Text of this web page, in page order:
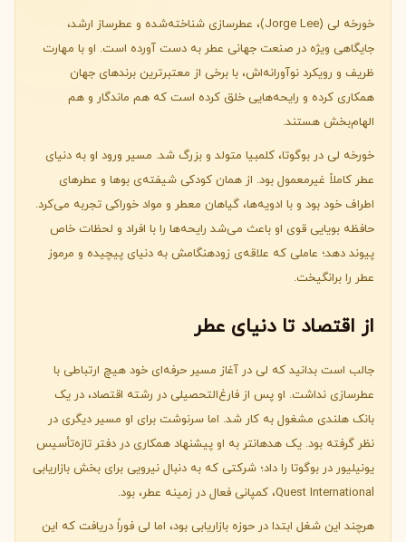
خورخه لی (Jorge Lee)، عطرسازی شناخته‌شده و عطرساز ارشد،
جایگاهی ویژه در صنعت جهانی عطر به دست آورده است. او با مهارت
ظریف و رویکرد نوآورانه‌اش، با برخی از معتبرترین برندهای جهان
همکاری کرده و رایحه‌هایی خلق کرده است که هم ماندگار و هم
الهام‌بخش هستند.
خورخه لی در بوگوتا، کلمبیا متولد و بزرگ شد. مسیر ورود او به دنیای
عطر کاملاً غیرمعمول بود. از همان کودکی شیفته‌ی بوها و عطرهای
اطراف خود بود و با ادویه‌ها، گیاهان معطر و مواد خوراکی تجربه می‌کرد.
حافظه بویایی قوی او باعث می‌شد رایحه‌ها را با افراد و لحظات خاص
پیوند دهد؛ عاملی که علاقه‌ی زودهنگامش به دنیای پیچیده و مرموز
عطر را برانگیخت.
از اقتصاد تا دنیای عطر
جالب است بدانید که لی در آغاز مسیر حرفه‌ای خود هیچ ارتباطی با
عطرسازی نداشت. او پس از فارغ‌التحصیلی در رشته اقتصاد، در یک
بانک هلندی مشغول به کار شد. اما سرنوشت برای او مسیر دیگری در
نظر گرفته بود. یک هدهانتر به او پیشنهاد همکاری در دفتر تازه‌تأسیس
یونیلیور در بوگوتا را داد؛ شرکتی که به دنبال نیرویی برای بخش بازاریابی
Quest International، کمپانی فعال در زمینه عطر، بود.
هرچند این شغل ابتدا در حوزه بازاریابی بود، اما لی فوراً دریافت که این